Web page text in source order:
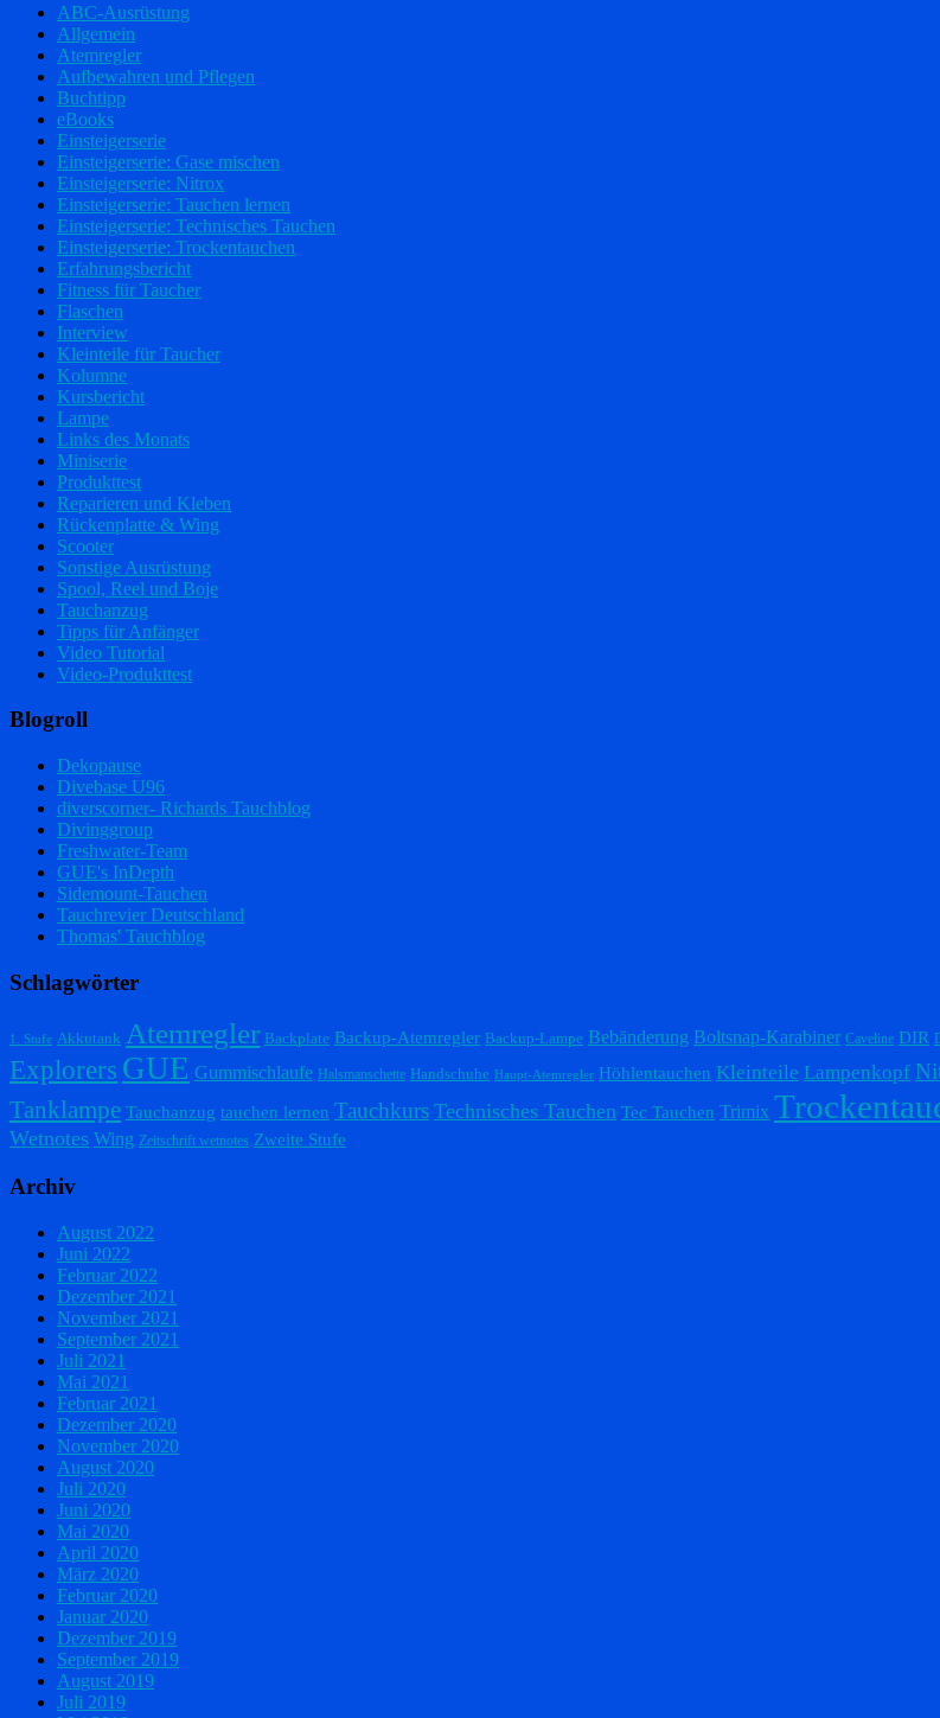
ABC-Ausrüstung
Allgemein
Atemregler
Aufbewahren und Pflegen
Buchtipp
eBooks
Einsteigerserie
Einsteigerserie: Gase mischen
Einsteigerserie: Nitrox
Einsteigerserie: Tauchen lernen
Einsteigerserie: Technisches Tauchen
Einsteigerserie: Trockentauchen
Erfahrungsbericht
Fitness für Taucher
Flaschen
Interview
Kleinteile für Taucher
Kolumne
Kursbericht
Lampe
Links des Monats
Miniserie
Produkttest
Reparieren und Kleben
Rückenplatte & Wing
Scooter
Sonstige Ausrüstung
Spool, Reel und Boje
Tauchanzug
Tipps für Anfänger
Video Tutorial
Video-Produkttest
Blogroll
Dekopause
Divebase U96
diverscorner- Richards Tauchblog
Divinggroup
Freshwater-Team
GUE's InDepth
Sidemount-Tauchen
Tauchrevier Deutschland
Thomas' Tauchblog
Schlagwörter
1. Stufe Akkutank Atemregler Backplate Backup-Atemregler Backup-Lampe Bebänderung Boltsnap-Karabiner Caveline DIR
Explorers GUE Gummischlaufe Halsmanschette Handschuhe Haupt-Atemregler Höhlentauchen Kleinteile Lampenkopf
Tanklampe Tauchanzug tauchen lernen Tauchkurs Technisches Tauchen Tec Tauchen Trimix
Wetnotes Wing Zeitschrift wetnotes Zweite Stufe
Archiv
August 2022
Juni 2022
Februar 2022
Dezember 2021
November 2021
September 2021
Juli 2021
Mai 2021
Februar 2021
Dezember 2020
November 2020
August 2020
Juli 2020
Juni 2020
Mai 2020
April 2020
März 2020
Februar 2020
Januar 2020
Dezember 2019
September 2019
August 2019
Juli 2019